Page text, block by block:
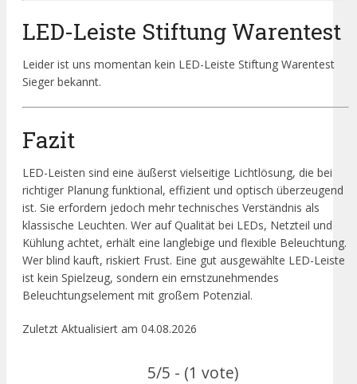
LED-Leiste Stiftung Warentest
Leider ist uns momentan kein LED-Leiste Stiftung Warentest
Sieger bekannt.
Fazit
LED-Leisten sind eine äußerst vielseitige Lichtlösung, die bei
richtiger Planung funktional, effizient und optisch überzeugend
ist. Sie erfordern jedoch mehr technisches Verständnis als
klassische Leuchten. Wer auf Qualität bei LEDs, Netzteil und
Kühlung achtet, erhält eine langlebige und flexible Beleuchtung.
Wer blind kauft, riskiert Frust. Eine gut ausgewählte LED-Leiste
ist kein Spielzeug, sondern ein ernstzunehmendes
Beleuchtungselement mit großem Potenzial.
Zuletzt Aktualisiert am 04.08.2026
5/5 - (1 vote)